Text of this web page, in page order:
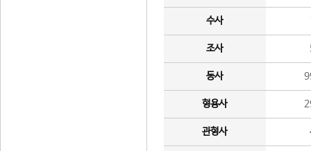
수사
조사
동사
형용사
관형사